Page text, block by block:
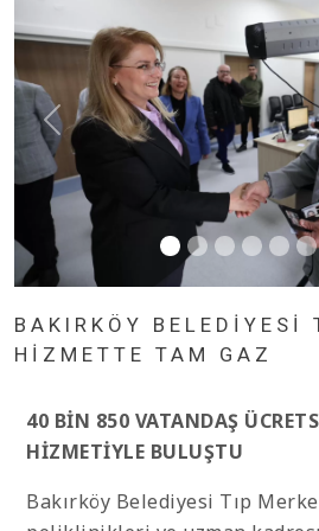
BAKIRKÖY BELEDİYESİ
HİZMETTE TAM GAZ
40 BİN 850 VATANDAŞ
HİZMETİYLE BULUŞTU
Bakırköy Belediyesi Tıp